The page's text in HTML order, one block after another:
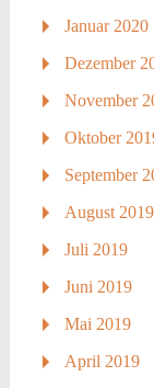
Januar 2020
Dezember
November
Oktober
September
August 2019
Juli 2019
Juni 2019
Mai 2019
April 2019